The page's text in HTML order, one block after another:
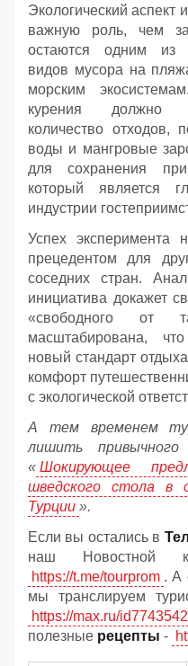
Экологический аспект
важную роль, чем
остаются одним из
видов мусора на
морским
курения должно
количество
воды и мангровые
для сохранения
который является
индустрии
Успех эксперимента
прецедентом для
соседних стран.
инициатива докажет
«свободного от
масштабирована,
новый стандарт
комфорт
с экологической
А тем временем
лишить
« Шокирующее
шведского стола в
Турции ».
Если вы остались в
наш Новостной
https://t.me/tourprom . А
мы транслируем
https://max.ru/
полезные рецепты -